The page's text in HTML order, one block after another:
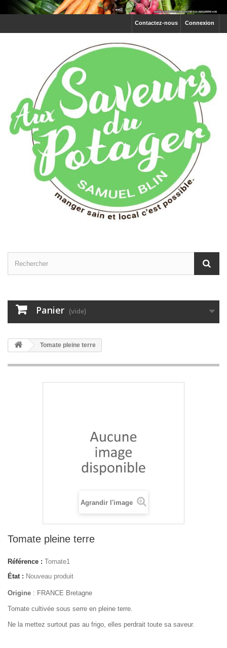
Connexion
Contactez-nous
Panier (vide)
Tomate pleine terre
Agrandir l'image
Tomate pleine terre
Référence : Tomate1
État : Nouveau produit
Origine : FRANCE Bretagne
Tomate cultivée sous serre en pleine terre.
Ne la mettez surtout pas au frigo, elles perdrait toute sa saveur.